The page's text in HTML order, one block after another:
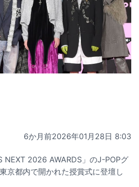
6か月前2026年01月28日 8:03
NEXT 2026 AWARDS」のJ-POPグ
京都内で開かれた授賞式に登壇し